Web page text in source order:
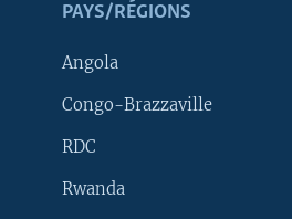
PAYS/RÉGIONS
Angola
Congo-Brazzaville
RDC
Rwanda